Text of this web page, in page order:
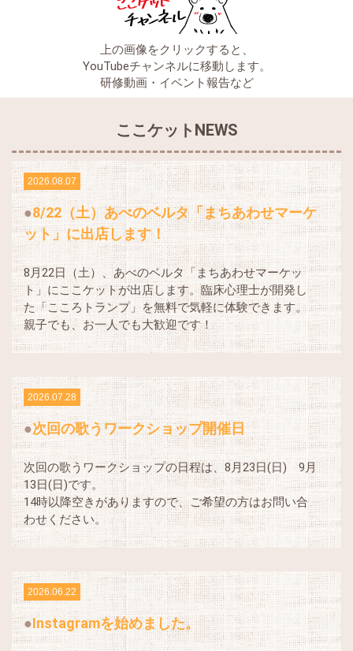
上の画像をクリックすると、
YouTubeチャンネルに移動します。
研修動画・イベント報告など
ここケットNEWS
2026.08.07
8/22（土）あべのベルタ「まちあわせマーケ
ット」に出店します！
8月22日（土）、あべのベルタ「まちあわせマーケッ
ト」にここケットが出店します。臨床心理士が開発し
た「こころトランプ」を無料で気軽に体験できます。
親子でも、お一人でも大歓迎です！
2026.07.28
次回の歌うワークショップ開催日
次回の歌うワークショップの日程は、8月23日(日) 9月
13日(日)です。
14時以降空きがありますので、ご希望の方はお問い合
わせください。
2026.06.22
Instagramを始めました。